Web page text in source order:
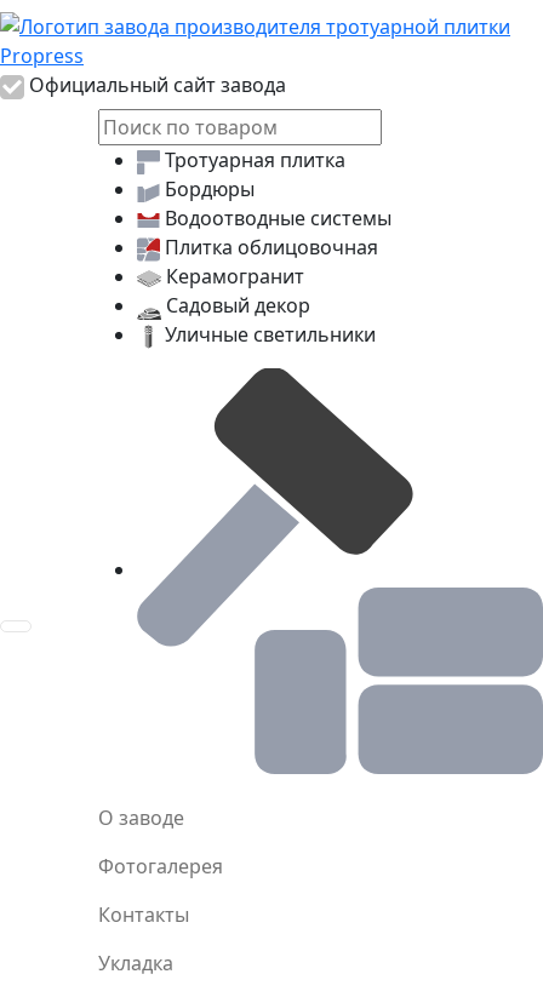
Логотип Propress
Официальный сайт завода
Toggle navigation
Тротуарная плитка
Бордюры
Водоотводные системы
Плитка облицовочная
Керамогранит
Садовый декор
Уличные светильники
О заводе
Фотогалерея
Контакты
Укладка